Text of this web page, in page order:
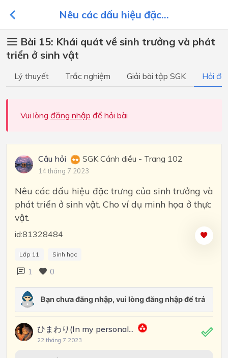
Nêu các dấu hiệu đặc...
Bài 15: Khái quát về sinh trưởng và phát
triển ở sinh vật
Lý thuyết Trắc nghiệm Giải bài tập SGK Hỏi
Vui lòng đăng nhập để hỏi bài
Câu hỏi SGK Cánh diều - Trang 102
14 tháng 7 2023
Nêu các dấu hiệu đặc trưng của sinh trưởng và
phát triển ở sinh vật. Cho ví dụ minh họa ở thực
vật.
id:81328484
Lớp 11 Sinh học
1 0
ひまわり(In my personal...
22 tháng 7 2023